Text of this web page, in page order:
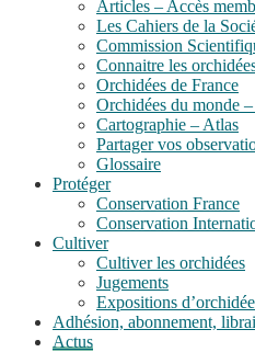
Articles – Accès
Les Cahiers de la
Commission
Connaitre les
Orchidées de France
Orchidées du monde
Cartographie – Atlas
Partager vos
Glossaire
Protéger
Conservation France
Conservation
Cultiver
Cultiver les orchidées
Jugements
Expositions
Adhésion, abonnement,
Actus